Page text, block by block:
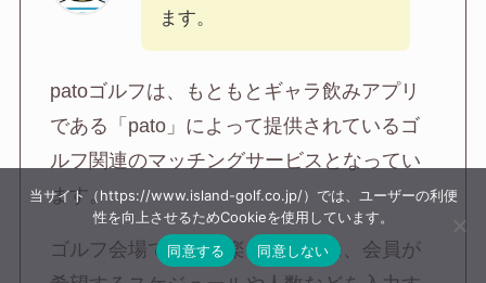
ます。
patoゴルフは、もともとギャラ飲みアプリ
である「pato」によって提供されているゴ
ルフ関連のマッチングサービスとなってい
ます。
ゴルフ会場で女性と楽しむために、会員が
当サイト（https://www.island-golf.co.jp/）では、ユーザーの利便
性を向上させるためCookieを使用しています。
同意する
同意しない